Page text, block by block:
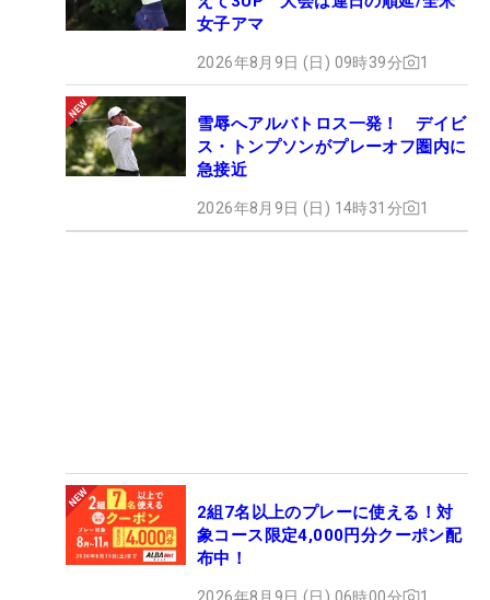
女子アマ
2026年8月9日 (日) 09時39分 1
雪辱へアルバトロス一発！ デイビ
ス・トンプソンがプレーオフ圏内に
急接近
2026年8月9日 (日) 14時31分 1
2組7名以上のプレーに使える！対
象コース限定4,000円分クーポン配
布中！
2026年8月9日 (日) 06時00分 1